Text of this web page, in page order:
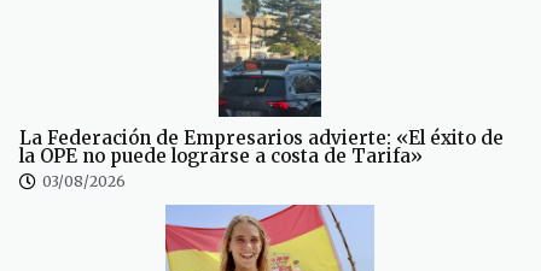
La Federación de Empresarios advierte: «El éxito de
la OPE no puede lograrse a costa de Tarifa»
03/08/2026